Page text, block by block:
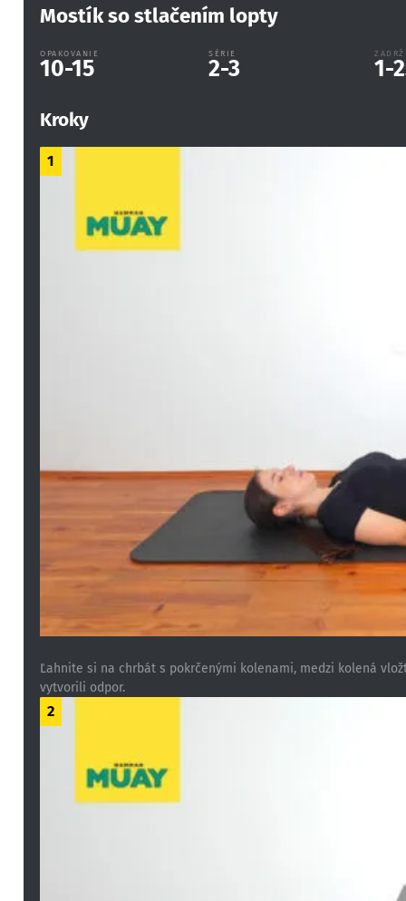
Mostík so stlačením lopty
OPAKOVANIE
10-15
SÉRIE
2-3
ZADRŽ
1-2
Kroky
1
Ľahnite si na chrbát s pokrčenými kolenami, medzi kolená
vytvorili odpor.
2